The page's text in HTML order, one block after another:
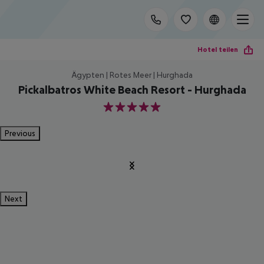
Hotel teilen
Ägypten | Rotes Meer | Hurghada
Pickalbatros White Beach Resort - Hurghada
5
Previous
Next